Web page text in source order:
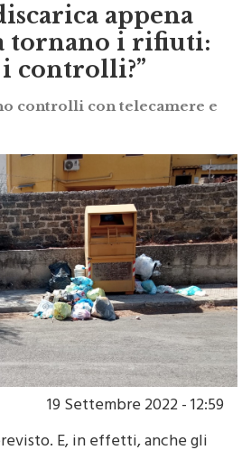
appena
tornano i rifiuti:
controlli?”
controlli con telecamere e
19 Settembre 2022 - 12:59